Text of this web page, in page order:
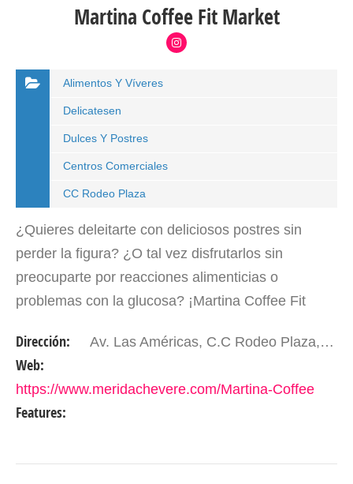
Martina Coffee Fit Market
Alimentos Y Víveres
Delicatesen
Dulces Y Postres
Centros Comerciales
CC Rodeo Plaza
¿Quieres deleitarte con deliciosos postres sin
perder la figura? ¿O tal vez disfrutarlos sin
preocuparte por reacciones alimenticias o
problemas con la glucosa? ¡Martina Coffee Fit
especializa en…
Dirección: Av. Las Américas, C.C Rodeo Plaza, Nivel 4 Local M4-45 Mérida- Edo. Mérida. Venezuela
Web:
https://www.meridachevere.com/Martina-Coffee
Features: